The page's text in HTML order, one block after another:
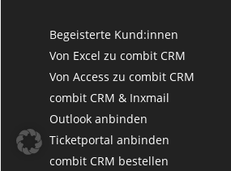
Begeisterte Kund:innen
Von Excel zu combit CRM
Von Access zu combit CRM
combit CRM & Inxmail
Outlook anbinden
Ticketportal anbinden
combit CRM bestellen